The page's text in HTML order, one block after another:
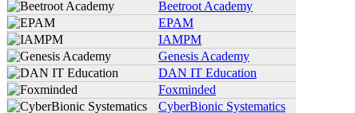
Beetroot Academy
EPAM
IAMPM
Genesis Academy
DAN IT Education
Foxminded
CyberBionic Systematics